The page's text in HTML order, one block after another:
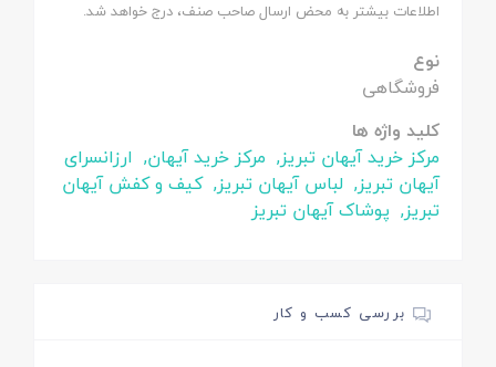
اطلاعات بیشتر به محض ارسال صاحب صنف، درج خواهد شد.
نوع
فروشگاهی
کلید واژه ها
مرکز خرید آیهان تبریز, مرکز خرید آیهان, ارزانسرای
آیهان تبریز, لباس آیهان تبریز, کیف و کفش آیهان
تبریز, پوشاک آیهان تبریز
بررسی کسب و کار